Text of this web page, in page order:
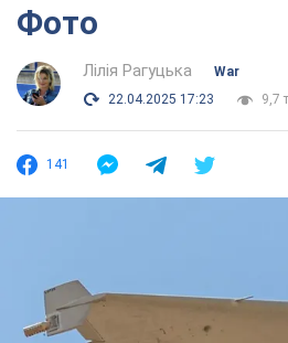
Фото
Лілія Рагуцька
War
22.04.2025 17:23
9,7
141